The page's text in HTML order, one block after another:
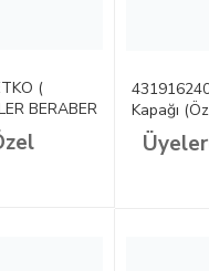
(
BERABER
Kapağı